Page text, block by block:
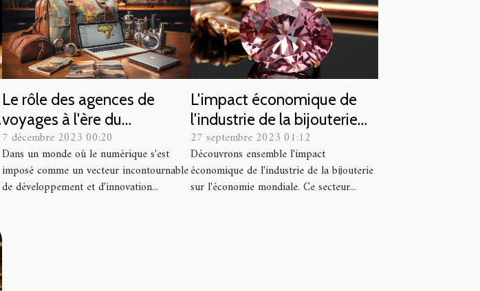
Le rôle des agences de
voyages à l'ère du
numérique
7 décembre 2023 00:20
Dans un monde où le numérique s'est
imposé comme un vecteur incontournable
de développement et d'innovation...
L'impact économique de
l'industrie de la bijouterie
sur l'économie mondiale
27 septembre 2023 01:12
Découvrons ensemble l'impact
économique de l'industrie de la bijouterie
sur l'économie mondiale. Ce secteur...